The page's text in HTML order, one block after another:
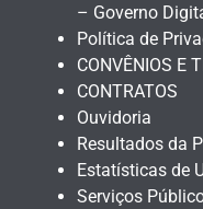
– Governo
Política de
CONVÊNIOS E
CONTRATOS
Ouvidoria
Resultados da
Estatísticas de
Serviços